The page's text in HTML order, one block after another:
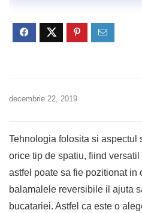
decembrie 22, 2019
Tehnologia folosita si aspectul
orice tip de spatiu, fiind
astfel poate sa fie pozitionat in
balamalele reversibile il ajuta
bucatariei. Astfel ca este o